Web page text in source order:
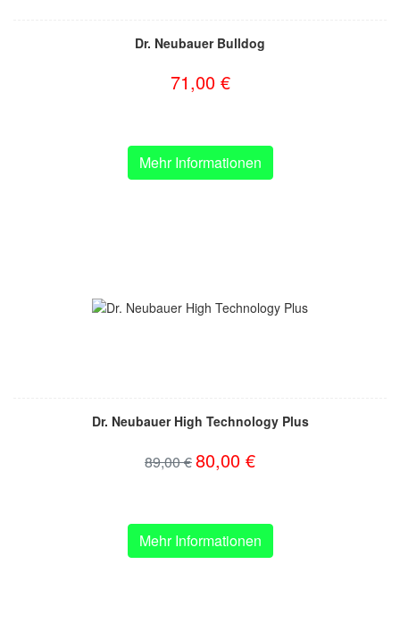
Dr. Neubauer Bulldog
71,00 €
Mehr Informationen
Dr. Neubauer High Technology Plus
89,00 €80,00 €
Mehr Informationen